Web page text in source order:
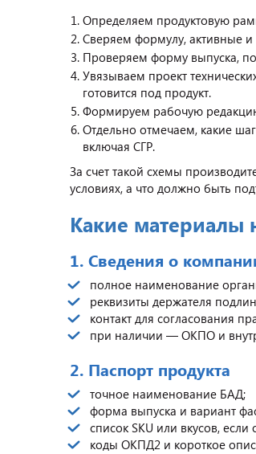
Определяем продуктовую
Сверяем формулу, активные
Проверяем форму выпуска,
Увязываем проект
готовится под продукт.
Формируем рабочую
Отдельно отмечаем, какие
включая СГР.
За счет такой схемы
условиях, а что должно быть
Какие материалы
1. Сведения о
полное наименование
реквизиты держателя
контакт для согласования
при наличии — ОКПО и
2. Паспорт продукта
точное наименование БАД;
форма выпуска и вариант
список SKU или вкусов,
коды ОКПД2 и короткое